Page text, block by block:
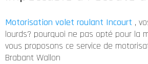
Motorisation volet roulant Incourt ,
lourds? pourquoi ne pas opté pour la
vous proposons ce service de
Brabant Wallon